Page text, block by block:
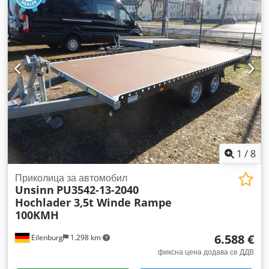
Година на изградба:2026 ,
1 /8
Eilenburg 1.298 km
Приколица за автомобил
Unsinn PU3542-13-2040
Hochlader 3,5t Winde Rampe
100KMH
6.588 €
фиксна цена додава се ДДВ